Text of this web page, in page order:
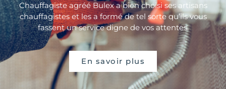
Chauffagiste agréé Bulex a bien choisi ses artisans
chauffagistes et les a formé de tel sorte qu’ils vous
fassent un service digne de vos attentes.
En savoir plus